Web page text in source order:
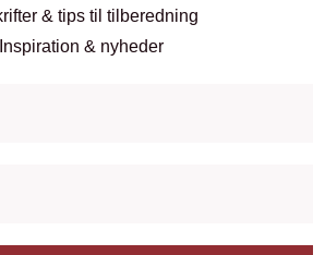
& tips til tilberedning
Inspiration & nyheder